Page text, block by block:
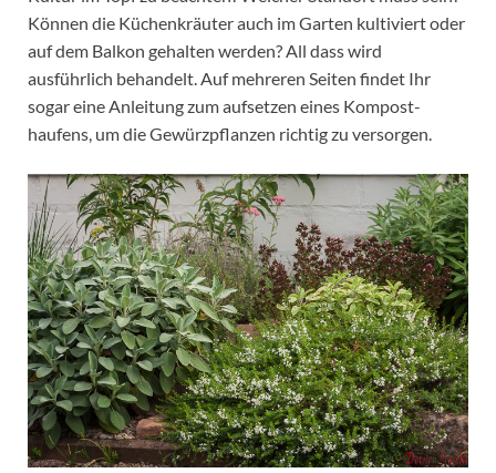
Können die Küchenkräuter auch im Garten kultiviert oder
auf dem Balkon gehalten werden? All dass wird
ausführlich behandelt. Auf mehreren Seiten findet Ihr
sogar eine Anleitung zum aufsetzen eines Kompost­
haufens, um die Gewürz­pflanzen richtig zu versorgen.